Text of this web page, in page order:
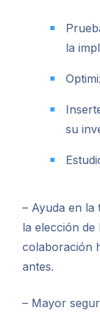
la
su
– Ayuda en la
la elección de
colaboración
antes.
– Mayor